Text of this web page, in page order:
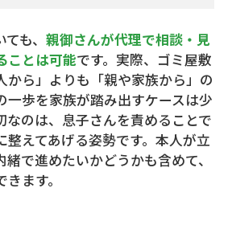
も、 親御さんが代理で相談・見
ことは可能です。実際、ゴミ屋敷
から」よりも「親や家族から」の
一歩を家族が踏み出すケースは少
なのは、息子さんを責めることで
整えてあげる姿勢です。本人が立
で進めたいかどうかも含めて、
ます。